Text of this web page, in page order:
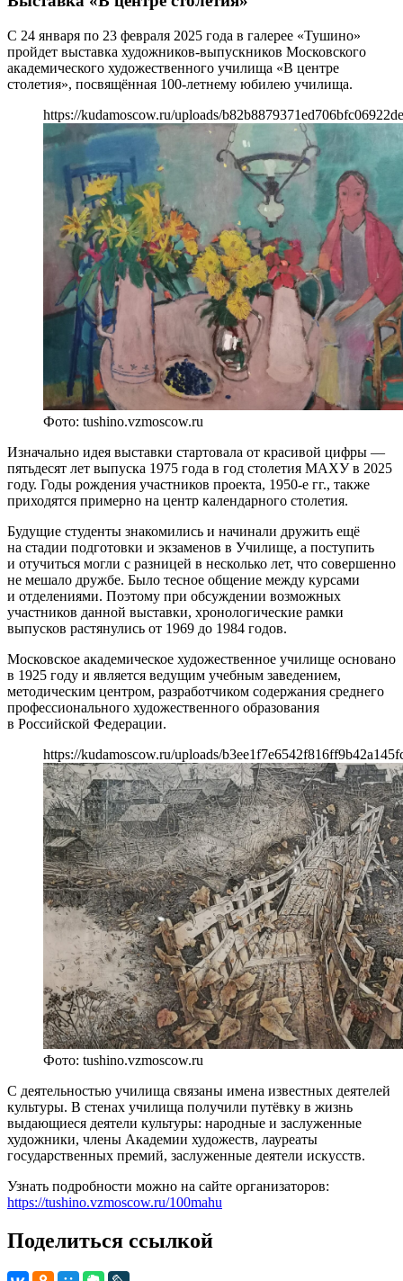
С 24 января по 23 февраля 2025 года в галерее «Тушино»
пройдет выставка художников-выпускников Московского
академического художественного училища «В центре
столетия», посвящённая 100-летнему юбилею училища.
https://kudamoscow.ru/uploads/
Фото: tushino.vzmoscow.ru
Изначально идея выставки стартовала от красивой цифры —
пятьдесят лет выпуска 1975 года в год столетия МАХУ в 2025
году. Годы рождения участников проекта, 1950-е гг., также
приходятся примерно на центр календарного столетия.
Будущие студенты знакомились и начинали дружить ещё
на стадии подготовки и экзаменов в Училище, а поступить
и отучиться могли с разницей в несколько лет, что совершенно
не мешало дружбе. Было тесное общение между курсами
и отделениями. Поэтому при обсуждении возможных
участников данной выставки, хронологические рамки
выпусков растянулись от 1969 до 1984 годов.
Московское академическое художественное училище основано
в 1925 году и является ведущим учебным заведением,
методическим центром, разработчиком содержания среднего
профессионального художественного образования
в Российской Федерации.
https://kudamoscow.ru/uploads/
Фото: tushino.vzmoscow.ru
С деятельностью училища связаны имена известных деятелей
культуры. В стенах училища получили путёвку в жизнь
выдающиеся деятели культуры: народные и заслуженные
художники, члены Академии художеств, лауреаты
государственных премий, заслуженные деятели искусств.
Узнать подробности можно на сайте организаторов:
https://tushino.vzmoscow.ru/100mahu
Поделиться ссылкой